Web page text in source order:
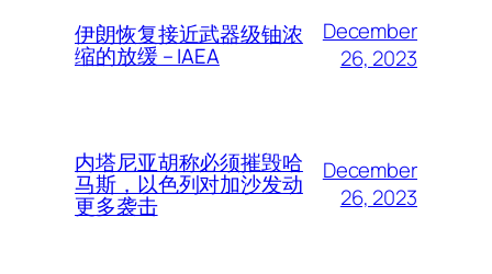
伊朗恢复接近武器级铀浓
缩的放缓 – IAEA
December
26, 2023
内塔尼亚胡称必须摧毁哈
马斯，以色列对加沙发动
更多袭击
December
26, 2023